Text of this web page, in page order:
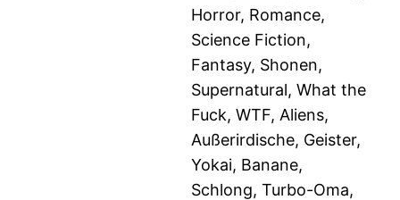
Horror, Romance,
Science Fiction,
Fantasy, Shonen,
Supernatural, What the
Fuck, WTF, Aliens,
Außerirdische, Geister,
Yokai, Banane,
Schlong, Turbo-Oma,